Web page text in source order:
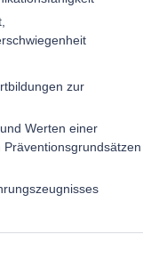
zur
Werten einer